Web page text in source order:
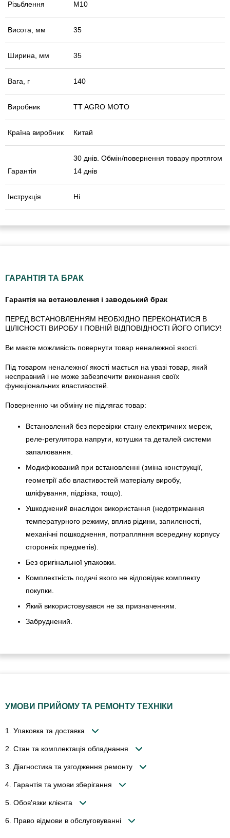
Різьблення М10
Висота, мм 35
Ширина, мм 35
Вага, г 140
Виробник TT AGRO MOTO
Країна виробник Китай
Гарантія
30 днів. Обмін/повернення товару протягом
14 днів
Інструкція Ні
ГАРАНТІЯ ТА БРАК
Гарантія на встановлення і заводський брак
ПЕРЕД ВСТАНОВЛЕННЯМ НЕОБХІДНО ПЕРЕКОНАТИСЯ В
ЦІЛІСНОСТІ ВИРОБУ І ПОВНІЙ ВІДПОВІДНОСТІ ЙОГО ОПИСУ!
Ви маєте можливість повернути товар неналежної якості.
Під товаром неналежної якості мається на увазі товар, який
несправний і не може забезпечити виконання своїх
функціональних властивостей.
Поверненню чи обміну не підлягає товар:
Встановлений без перевірки стану електричних мереж,
реле-регулято­ра напруги, котушки та деталей системи
запалювання.
Модифікований при встановленні (зміна конструкції,
геометрії або властивостей матеріалу виробу,
шліфування, підрізка, тощо).
Ушкоджений внаслідок використання (недотримання
температурного режиму, вплив рідини, запиленості,
механічні пошкодження, потрапляння всередину корпусу
сторонніх предметів).
Без оригінальної упаковки.
Комплектність подачі якого не відповідає комплекту
покупки.
Який використовувався не за призначенням.
Забруднений.
УМОВИ ПРИЙОМУ ТА РЕМОНТУ ТЕХНІКИ
1. Упаковка та доставка
2. Стан та комплектація обладнання
3. Діагностика та узгодження ремонту
4. Гарантія та умови зберігання
5. Обов'язки клієнта
6. Право відмови в обслуговуванні